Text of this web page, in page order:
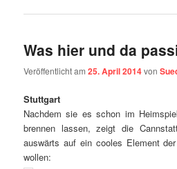
Was hier und da
Veröffentlicht am25. April 2014von
Stuttgart
Nachdem sie es schon im
brennen lassen, zeigt die
auswärts auf ein cooles Element
wollen: